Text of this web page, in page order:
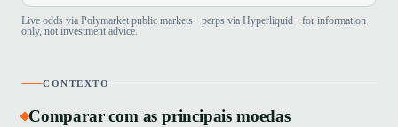
Live odds via Polymarket public markets · perps via Hyperliquid · for information
only, not investment advice.
CONTEXTO
Comparar com as principais moedas